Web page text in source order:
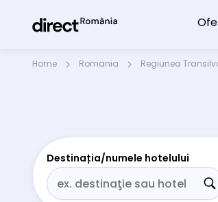
Home Romania Regiunea
Destinația/numele hotelului